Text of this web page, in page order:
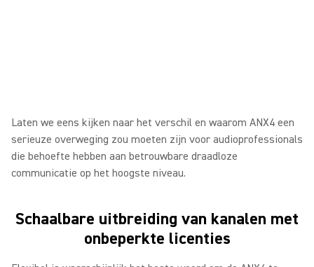
Laten we eens kijken naar het verschil en waarom ANX4 een
serieuze overweging zou moeten zijn voor audioprofessionals
die behoefte hebben aan betrouwbare draadloze
communicatie op het hoogste niveau.
Schaalbare uitbreiding van kanalen met
onbeperkte licenties